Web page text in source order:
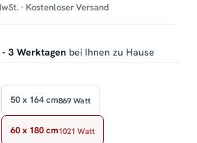
· Kostenloser Versand
- 3 Werktagen bei Ihnen zu Hause
50 x 164 cm869 Watt
60 x 180 cm1021 Watt